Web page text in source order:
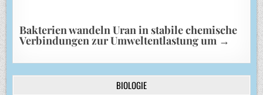
Bakterien wandeln Uran in stabile chemische
Verbindungen zur Umweltentlastung um →
BIOLOGIE